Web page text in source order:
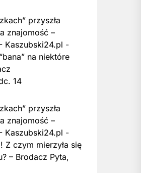
przyszła
znajomość –
Kaszubski24.pl -
na niektóre
14
przyszła
znajomość –
Kaszubski24.pl -
Z czym mierzyła się
– Brodacz Pyta,